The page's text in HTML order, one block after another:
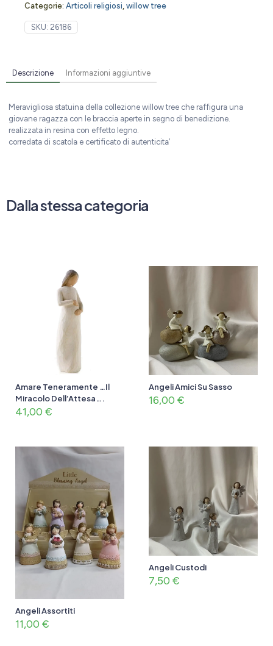
Categorie: Articoli religiosi willow tree
SKU: 26186
Descrizione Informazioni aggiuntive
Meravigliosa statuina della collezione willow tree che raffigura una
giovane ragazza con le braccia aperte in segno di benedizione.
realizzata in resina con effetto legno.
corredata di scatola e certificato di autenticita’
Dalla stessa categoria
Amare Teneramente …Il
Miracolo Dell’Attesa….
41,00 €
Angeli Amici Su Sasso
16,00 €
Angeli Assortiti
11,00 €
Angeli Custodi
7,50 €